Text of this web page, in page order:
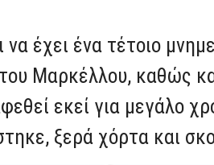
έχει ένα τέτοιο
Μαρκέλλου, καθώς
εκεί για μεγάλο
ξερά χόρτα και